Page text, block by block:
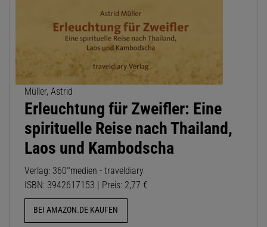
Müller, Astrid
Erleuchtung für Zweifler: Eine
spirituelle Reise nach Thailand,
Laos und Kambodscha
Verlag: 360°medien - traveldiary
ISBN: 3942617153 | Preis: 2,77 €
BEI AMAZON.DE KAUFEN